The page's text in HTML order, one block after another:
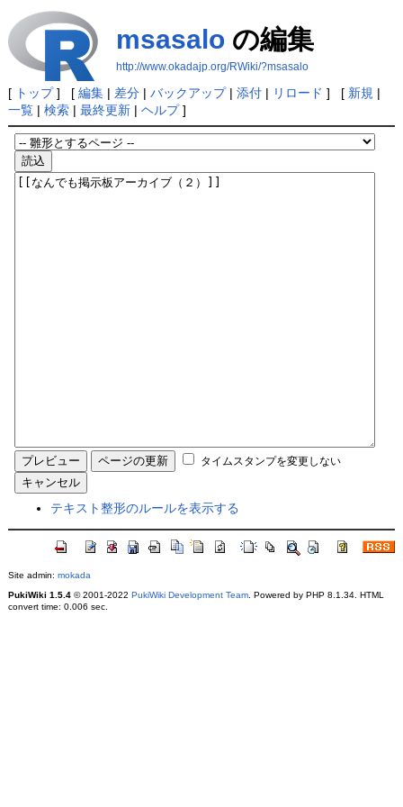
msasaloの編集
http://www.okadajp.org/RWiki/?msasalo
[ トップ] [ 編集| 差分| バックアップ| 添付| リロード ] [ 新規 |
一覧| 検索| 最終更新| ヘルプ]
タイムスタンプを変更しない
テキスト整形のルールを表示する
Site admin: mokada
PukiWiki 1.5.4© 2001-2022 PukiWiki Development Team. Powered by PHP 8.1.34. HTML
convert time: 0.006 sec.